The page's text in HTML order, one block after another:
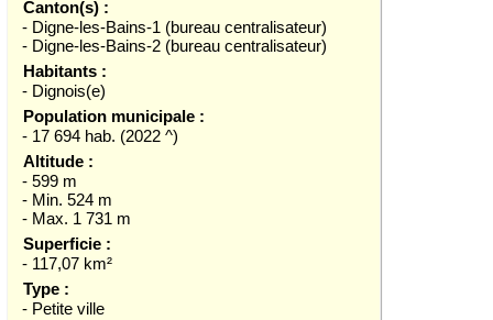
Canton(s) :
- Digne-les-Bains-1 (bureau centralisateur)
- Digne-les-Bains-2 (bureau centralisateur)
Habitants :
- Dignois(e)
Population municipale :
- 17 694 hab. (2022 ^)
Altitude :
- 599 m
- Min. 524 m
- Max. 1 731 m
Superficie :
- 117,07 km²
Type :
- Petite ville